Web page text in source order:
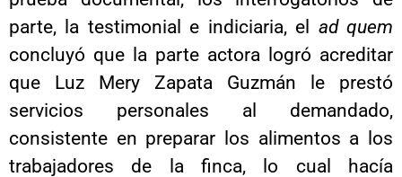
parte, la testimonial e indiciaria, el ad quem
concluyó que la parte actora logró acreditar
que Luz Mery Zapata Guzmán le prestó
servicios personales al demandado,
consistente en preparar los alimentos a los
trabajadores de la finca, lo cual hacía